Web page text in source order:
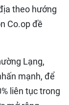
theo hướng
Co.op đề
Lạng,
mạnh, để
liên tục trong